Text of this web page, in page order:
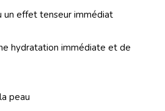
un effet tenseur immédiat
hydratation immédiate et de
peau